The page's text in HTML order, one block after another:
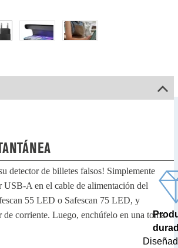
y cargador USB-A
detector de billetes falsos! Simplemente
USB-A en el cable de alimentación del
55 LED o Safescan 75 LED, y
de corriente. Luego, enchúfelo en una toma